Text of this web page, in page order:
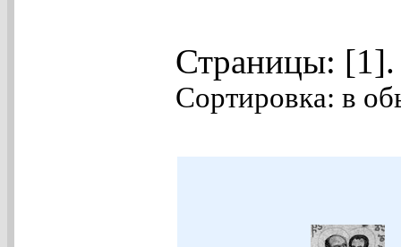
Страницы:
Сортировка: в